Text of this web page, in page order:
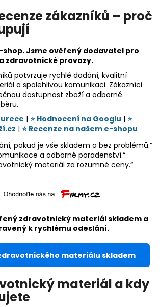
zákazníků – proč
shop. Jsme ověřený dodavatel pro
zdravotnické provozy.
potvrzuje rychlé dodání, kvalitní
a spolehlivou komunikaci. Zákazníci
dostupnost zboží a odborné
| ⭐ Hodnocení na Googlu | ⭐
| ⭐ Recenze na našem e-shopu
pokud je vše skladem a bez problémů.“
a odborné poradenství.“
materiál za rozumné ceny.“
zdravotnický materiál skladem a
k rychlému odeslání.
materiálu skladem
materiál a kdy